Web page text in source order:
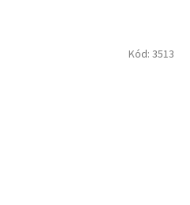
Kód: 3513